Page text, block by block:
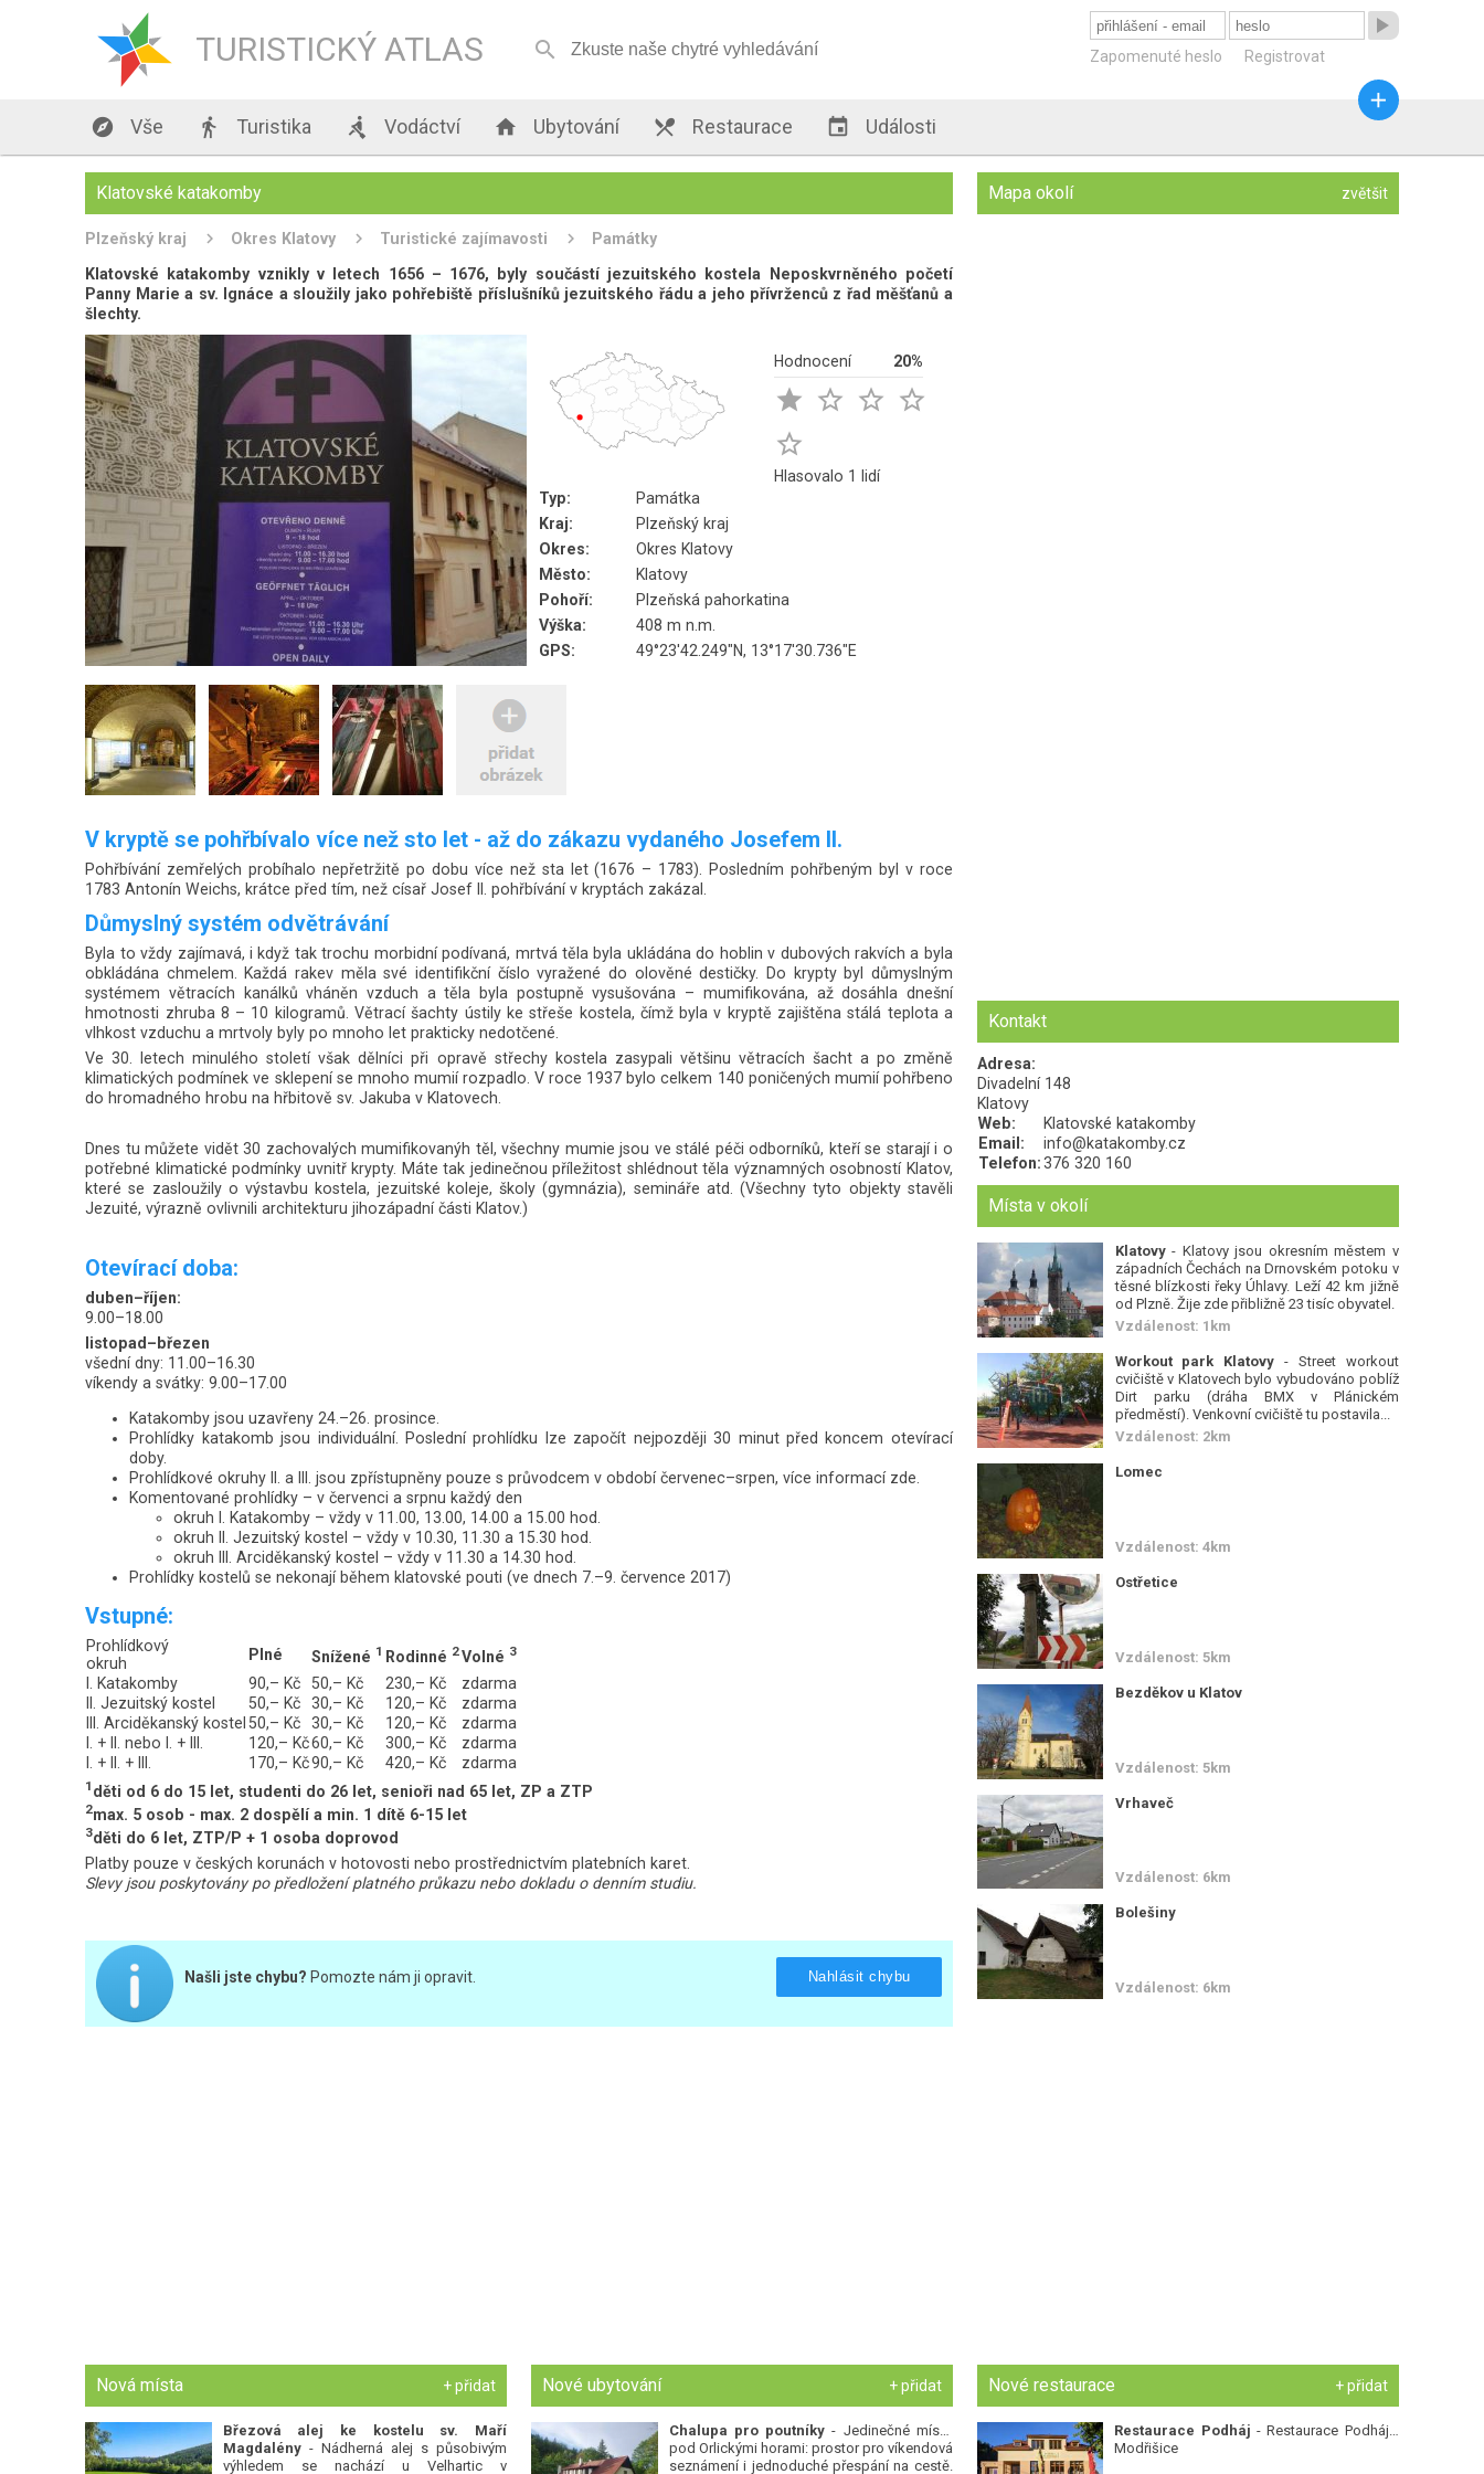
TURISTICKÝ ATLAS 

Zapomenuté heslo Registrovat
 Vše  Turistika  Vodáctví  Ubytování  Restaurace  Události

Klatovské katakomby
Plzeňský kraj Okres Klatovy Turistické zajímavosti
Památky
Klatovské katakomby vznikly v letech 1656 – 1676, byly součástí jezuitského kostela Neposkvrněného početí
Panny Marie a sv. Ignáce a sloužily jako pohřebiště příslušníků jezuitského řádu a jeho přívrženců z řad měšťanů a
šlechty.
Hodnocení 20%
   

Hlasovalo 1 lidí
Typ:
Památka
Kraj:
Plzeňský kraj
Okres:
Okres Klatovy
Město:
Klatovy
Pohoří:
Plzeňská pahorkatina
Výška:
408 m n.m.
GPS:
49°23'42.249"N, 13°17'30.736"E
V kryptě se pohřbívalo více než sto let - až do zákazu vydaného Josefem II.
Pohřbívání zemřelých probíhalo nepřetržitě po dobu více než sta let (1676 – 1783). Posledním pohřbeným byl v roce
1783 Antonín Weichs, krátce před tím, než císař Josef II. pohřbívání v kryptách zakázal.
Důmyslný systém odvětrávání
Byla to vždy zajímavá, i když tak trochu morbidní podívaná, mrtvá těla byla ukládána do hoblin v dubových rakvích a byla
obkládána chmelem. Každá rakev měla své identifikční číslo vyražené do olověné destičky. Do krypty byl důmyslným
systémem větracích kanálků vháněn vzduch a těla byla postupně vysušována – mumifikována, až dosáhla dnešní
hmotnosti zhruba 8 – 10 kilogramů. Větrací šachty ústily ke střeše kostela, čímž byla v kryptě zajištěna stálá teplota a
vlhkost vzduchu a mrtvoly byly po mnoho let prakticky nedotčené.
Ve 30. letech minulého století však dělníci při opravě střechy kostela zasypali většinu větracích šacht a po změně
klimatických podmínek ve sklepení se mnoho mumií rozpadlo. V roce 1937 bylo celkem 140 poničených mumií pohřbeno
do hromadného hrobu na hřbitově sv. Jakuba v Klatovech.
Dnes tu můžete vidět 30 zachovalých mumifikovanýh těl, všechny mumie jsou ve stálé péči odborníků, kteří se starají i o
potřebné klimatické podmínky uvnitř krypty. Máte tak jedinečnou příležitost shlédnout těla významných osobností Klatov,
které se zasloužily o výstavbu kostela, jezuitské koleje, školy (gymnázia), semináře atd. (Všechny tyto objekty stavěli
Jezuité, výrazně ovlivnili architekturu jihozápadní části Klatov.)
Otevírací doba:
duben–říjen:
9.00–18.00
listopad–březen
všední dny: 11.00–16.30
víkendy a svátky: 9.00–17.00
Katakomby jsou uzavřeny 24.–26. prosince.
Prohlídky katakomb jsou individuální. Poslední prohlídku lze započít nejpozději 30 minut před koncem otevírací
doby.
Prohlídkové okruhy II. a III. jsou zpřístupněny pouze s průvodcem v období červenec–srpen, více informací zde
Komentované prohlídky – v červenci a srpnu každý den
okruh I. Katakomby – vždy v 11.00, 13.00, 14.00 a 15.00 hod.
okruh II. Jezuitský kostel – vždy v 10.30, 11.30 a 15.30 hod.
okruh III. Arciděkanský kostel – vždy v 11.30 a 14.30 hod.
Prohlídky kostelů se nekonají během klatovské pouti (ve dnech 7.–9. července 2017)
Vstupné:
Prohlídkový
okruh
Plné Snížené 1 Rodinné 2Volné 3
I. Katakomby 90,– Kč 50,– Kč 230,– Kč
zdarma
II.Jezuitský kostel 50,– Kč 30,– Kč 120,– Kč
zdarma
III.Arciděkanský kostel 50,– Kč 30,– Kč 120,– Kč
zdarma
I. + II. nebo I. + III.
120,– Kč60,– Kč 300,– Kč
zdarma
I. + II. + III.
170,– Kč90,– Kč 420,– Kč zdarma
1 děti od 6 do 15 let, studenti do 26 let, senioři nad 65 let, ZP a ZTP
2max. 5 osob - max. 2 dospělí a min. 1 dítě 6-15 let
3děti do 6 let, ZTP/P + 1 osoba doprovod
Platby pouze v českých korunách v hotovosti nebo prostřednictvím platebních karet.
Slevy jsou poskytovány po předložení platného průkazu nebo dokladu o denním studiu.
Našli jste chybu? Pomozte nám ji opravit. Nahlásit chybu
Mapa okolí zvětšit
Kontakt
Adresa:
Divadelní 148
Klatovy
Web:
Klatovské katakomby
Email:
info@katakomby.cz
Telefon:376 320 160
Místa v okolí
Klatovy- Klatovy jsou okresním městem v
západních Čechách na Drnovském potoku v
těsné blízkosti řeky Úhlavy. Leží 42 km jižně
od Plzně. Žije zde přibližně 23 tisíc obyvatel.
Vzdálenost: 1km
Workout park Klatovy - Street workout
cvičiště v Klatovech bylo vybudováno poblíž
Dirt parku (dráha BMX v Plánickém
předměstí). Venkovní cvičiště tu postavila...
Vzdálenost: 2km
Lomec
Vzdálenost: 4km
Ostřetice
Vzdálenost: 5km
Bezděkov u Klatov
Vzdálenost: 5km
Vrhaveč
Vzdálenost: 6km
Bolešiny
Vzdálenost: 6km
Nová místa + přidat
Březová alej ke kostelu sv. Maří
Magdalény- Nádherná alej s působivým
výhledem se nachází u Velhartic v
Nové ubytování + přidat
Chalupa pro poutníky - Jedinečné místo
pod Orlickými horami: prostor pro víkendová
seznámení i jednoduché přespání na cestě.
Nové restaurace + přidat
Restaurace Podháj - Restaurace Podháj -
Modřišice